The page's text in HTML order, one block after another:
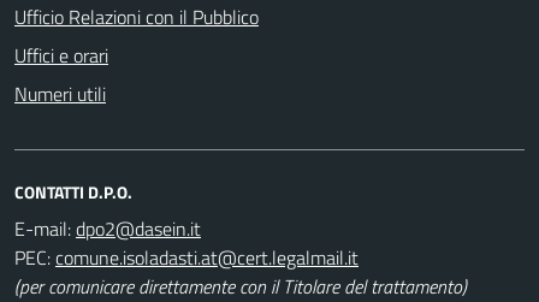
Ufficio Relazioni con il Pubblico
Uffici e orari
Numeri utili
CONTATTI D.P.O.
E-mail:
PEC:
(per comunicare direttamente con il Titolare del trattamento)